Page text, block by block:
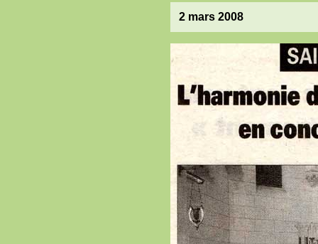
2 mars 2008